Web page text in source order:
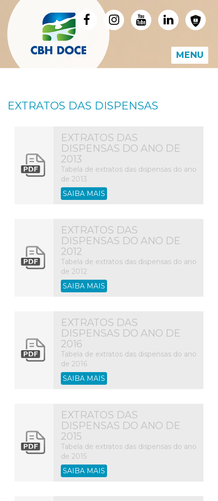
MENU
EXTRATOS DAS DISPENSAS
EXTRATOS DAS
DISPENSAS DO ANO DE
2013
Tabela de extratos das dispensas do ano
de 2013
SAIBA MAIS
EXTRATOS DAS
DISPENSAS DO ANO DE
2012
Tabela de extratos das dispensas do ano
de 2012
SAIBA MAIS
EXTRATOS DAS
DISPENSAS DO ANO DE
2016
Tabela de extratos das dispensas do ano
de 2016
SAIBA MAIS
EXTRATOS DAS
DISPENSAS DO ANO DE
2015
Tabela de extratos das dispensas do ano
de 2015
SAIBA MAIS